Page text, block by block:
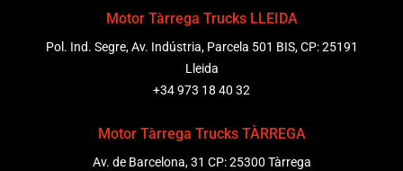
Motor Tàrrega Trucks LLEIDA
Pol. Ind. Segre, Av. Indústria, Parcela 501 BIS, CP: 25191
Lleida
+34 973 18 40 32
Motor Tàrrega Trucks TÀRREGA
Av. de Barcelona, 31 CP: 25300 Tàrrega